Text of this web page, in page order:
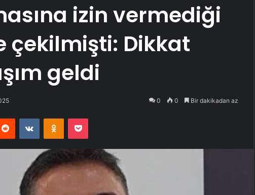
izin vermediği
çekilmişti: Dikkat
geldi
0 0 Bir dakikadan az
Reddit VKontakteOdnoklassniki
Pocket